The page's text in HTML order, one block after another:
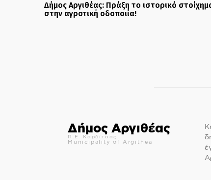
Δήμος Αργιθέας: Πράξη το ιστορικό
στην αγροτική οδοποιία!
Δήμος Αργιθέας
Π.Ε. Καρδίτσας
Municipality of Argithea